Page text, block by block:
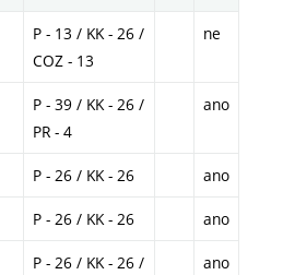
P - 13 / KK - 26 /
COZ - 13
ne
P - 39 / KK - 26 /
PR - 4
ano
P - 26 / KK - 26 ano
P - 26 / KK - 26 ano
P - 26 / KK - 26 /
ano